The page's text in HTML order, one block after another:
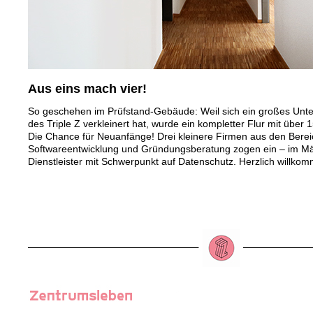
Aus eins mach vier!
So geschehen im Prüfstand-Gebäude: Weil sich ein großes
des Triple Z verkleinert hat, wurde ein kompletter Flur mit über
Die Chance für Neuanfänge! Drei kleinere Firmen aus den
Softwareentwicklung und Gründungsberatung zogen ein – im
Dienstleister mit Schwerpunkt auf Datenschutz. Herzlich